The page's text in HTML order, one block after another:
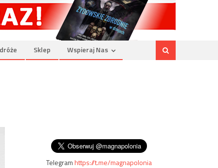
Sklep Wspieraj Nas
Telegramhttps://t.me/magnapolonia